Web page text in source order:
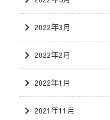
2022年3月
2022年2月
2022年1月
2021年11月